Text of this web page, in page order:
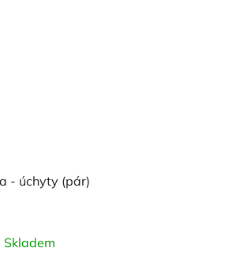
- úchyty (pár)
hodnocení
Skladem